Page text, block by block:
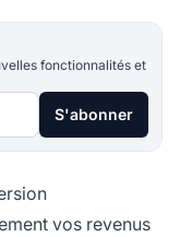
fonctionnalités et
S'abonner
vos revenus